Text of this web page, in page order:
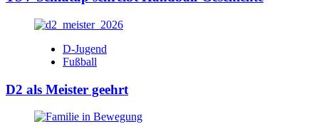
D-Jugend
Fußball
D2 als Meister geehrt